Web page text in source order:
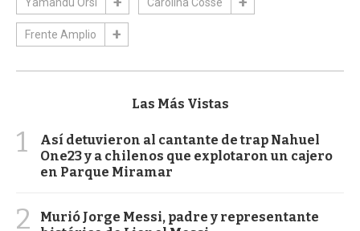
Frente Amplio
Las Más Vistas
1
Así detuvieron al cantante de trap Nahuel
One23 y a chilenos que explotaron un cajero
en Parque Miramar
2
Murió Jorge Messi, padre y representante